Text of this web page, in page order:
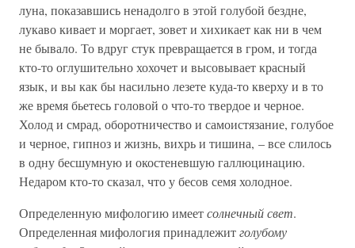
луна, показавшись ненадолго в этой голубой бездне,
лукаво кивает и моргает, зовет и хихикает как ни в чем
не бывало. То вдруг стук превращается в гром, и тогда
кто-то оглушительно хохочет и высовывает красный
язык, и вы как бы насильно лезете куда-то кверху и в то
же время бьетесь головой о что-то твердое и черное.
Холод и смрад, оборотничество и самоистязание, голубое
и черное, гипноз и жизнь, вихрь и тишина, – все слилось
в одну бесшумную и окостеневшую галлюцинацию.
Недаром кто-то сказал, что у бесов семя холодное.
Определенную мифологию имеетсолнечный свет.
Определенная мифология принадлежитголубому